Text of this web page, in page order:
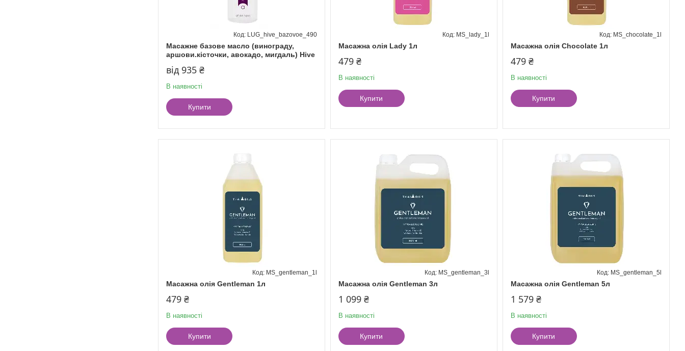
Масажне базове масло (винограду,
аршови.кісточки, авокадо, мигдаль) Hive
LUG_hive_bazovoe_490
від 935 ₴
В наявності
Купити
Масажна олія Lady 1л
MS_lady_1l
479 ₴
В наявності
Купити
Масажна олія Chocolate 1л
MS_chocolate_1l
479 ₴
В наявності
Купити
Масажна олія Gentleman 1л
MS_gentleman_1l
479 ₴
В наявності
Купити
Масажна олія Gentleman 3л
MS_gentleman_3l
1 099 ₴
В наявності
Купити
Масажна олія Gentleman 5л
MS_gentleman_5l
1 579 ₴
В наявності
Купити